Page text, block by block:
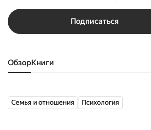
Подписаться
Обзор книги
Семья и отношения Психология